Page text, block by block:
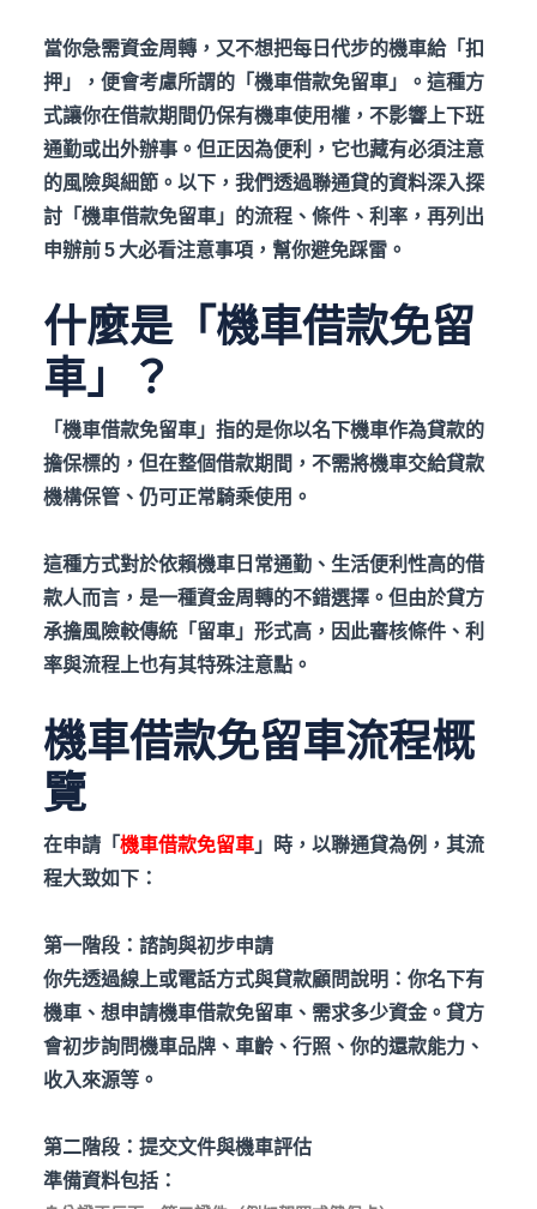
當你急需資金周轉，又不想把每日代步的機車給「扣
押」，便會考慮所謂的「機車借款免留車」。這種方
式讓你在借款期間仍保有機車使用權，不影響上下班
通勤或出外辦事。但正因為便利，它也藏有必須注意
的風險與細節。以下，我們透過聯通貸的資料深入探
討「機車借款免留車」的流程、條件、利率，再列出
申辦前 5 大必看注意事項，幫你避免踩雷。
什麼是「機車借款免留
車」？
「機車借款免留車」指的是你以名下機車作為貸款的
擔保標的，但在整個借款期間，不需將機車交給貸款
機構保管、仍可正常騎乘使用。
這種方式對於依賴機車日常通勤、生活便利性高的借
款人而言，是一種資金周轉的不錯選擇。但由於貸方
承擔風險較傳統「留車」形式高，因此審核條件、利
率與流程上也有其特殊注意點。
機車借款免留車流程概
覽
在申請「機車借款免留車 」時，以聯通貸為例，其流
程大致如下：
第一階段：諮詢與初步申請
你先透過線上或電話方式與貸款顧問說明：你名下有
機車、想申請機車借款免留車、需求多少資金。貸方
會初步詢問機車品牌、車齡、行照、你的還款能力、
收入來源等。
第二階段：提交文件與機車評估
準備資料包括：